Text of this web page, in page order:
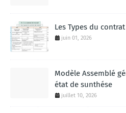
Les Types du
juin 01, 2026
Modèle Assemblé
état de sunthése
juillet 10, 2026